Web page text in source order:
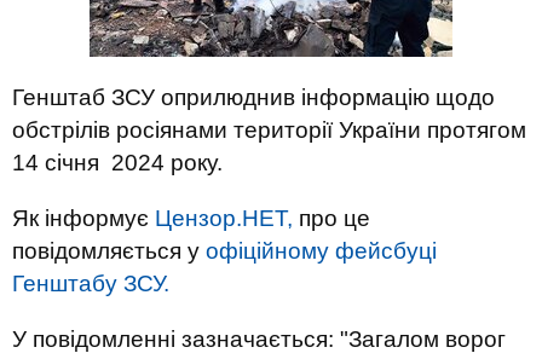
Генштаб ЗСУ оприлюднив інформацію щодо
обстрілів росіянами території України протягом
14 січня 2024 року.
Як інформує Цензор.НЕТ, про це
повідомляється у офіційному фейсбуці
Генштабу ЗСУ.
У повідомленні зазначається: "Загалом ворог